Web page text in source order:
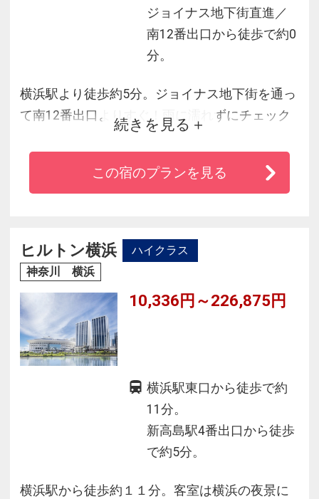
ジョイナス地下街直進／
南12番出口から徒歩で約0
分。
横浜駅より徒歩約5分。ジョイナス地下街を通っ
て南12番出口よりすぐ！雨に濡れずにチェック
イン可能。専用駐車場完備！
◆チェックイン前、チェックアウト後のお荷物
をフロントにてお預かりいたします。
続きを見る
この宿のプランを見る
ヒルトン横浜
ハイクラス
神奈川 横浜
10,336円～226,875円
横浜駅東口から徒歩で約
11分。
新高島駅4番出口から徒歩
で約5分。
横浜駅から徒歩約１１分。客室は横浜の夜景に